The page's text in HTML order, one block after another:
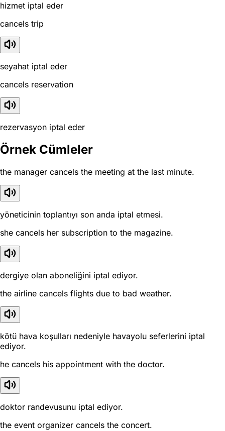
hizmet iptal eder
cancels trip
seyahat iptal eder
cancels reservation
rezervasyon iptal eder
Örnek Cümleler
the manager cancels the meeting at the last minute.
yöneticinin toplantıyı son anda iptal etmesi.
she cancels her subscription to the magazine.
dergiye olan aboneliğini iptal ediyor.
the airline cancels flights due to bad weather.
kötü hava koşulları nedeniyle havayolu seferlerini iptal
ediyor.
he cancels his appointment with the doctor.
doktor randevusunu iptal ediyor.
the event organizer cancels the concert.